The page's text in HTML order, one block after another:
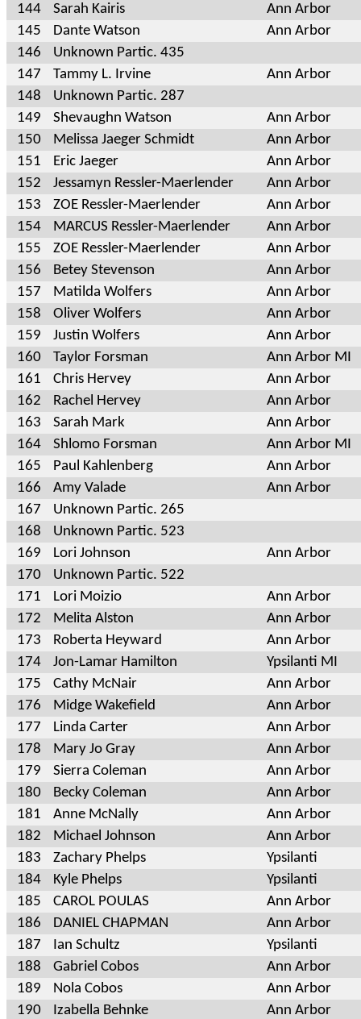
144
Sarah Kairis
Ann Arbor
145
Dante Watson
Ann Arbor
146
Unknown Partic. 435
147
Tammy L. Irvine
Ann Arbor
148
Unknown Partic. 287
149
Shevaughn Watson
Ann Arbor
150
Melissa Jaeger Schmidt
Ann Arbor
151
Eric Jaeger
Ann Arbor
152
Jessamyn Ressler-Maerlender
Ann Arbor
153
ZOE Ressler-Maerlender
Ann Arbor
154
MARCUS Ressler-Maerlender
Ann Arbor
155
ZOE Ressler-Maerlender
Ann Arbor
156
Betey Stevenson
Ann Arbor
157
Matilda Wolfers
Ann Arbor
158
Oliver Wolfers
Ann Arbor
159
Justin Wolfers
Ann Arbor
160
Taylor Forsman
Ann Arbor MI
161
Chris Hervey
Ann Arbor
162
Rachel Hervey
Ann Arbor
163
Sarah Mark
Ann Arbor
164
Shlomo Forsman
Ann Arbor MI
165
Paul Kahlenberg
Ann Arbor
166
Amy Valade
Ann Arbor
167
Unknown Partic. 265
168
Unknown Partic. 523
169
Lori Johnson
Ann Arbor
170
Unknown Partic. 522
171
Lori Moizio
Ann Arbor
172
Melita Alston
Ann Arbor
173
Roberta Heyward
Ann Arbor
174
Jon-Lamar Hamilton
Ypsilanti MI
175
Cathy McNair
Ann Arbor
176
Midge Wakefield
Ann Arbor
177
Linda Carter
Ann Arbor
178
Mary Jo Gray
Ann Arbor
179
Sierra Coleman
Ann Arbor
180
Becky Coleman
Ann Arbor
181
Anne McNally
Ann Arbor
182
Michael Johnson
Ann Arbor
183
Zachary Phelps
Ypsilanti
184
Kyle Phelps
Ypsilanti
185
CAROL POULAS
Ann Arbor
186
DANIEL CHAPMAN
Ann Arbor
187
Ian Schultz
Ypsilanti
188
Gabriel Cobos
Ann Arbor
189
Nola Cobos
Ann Arbor
190
Izabella Behnke
Ann Arbor